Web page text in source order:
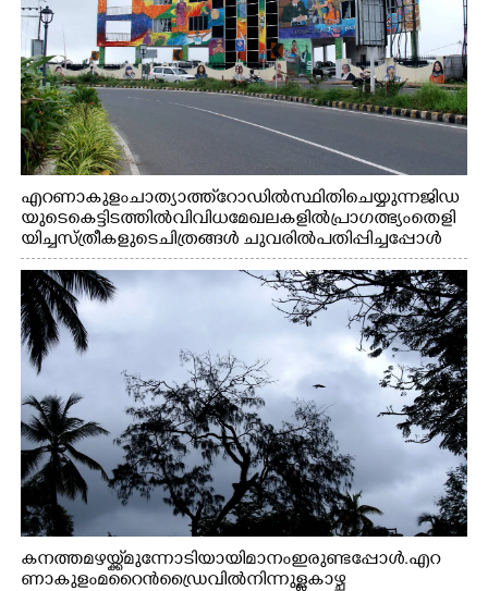
എറണാകുളം ചാത്യാത്ത് റോഡിൽ സ്ഥിതി ചെയ്യുന്ന ജിഡ
യുടെ കെട്ടിടത്തിൽ വിവിധ മേഖലകളിൽ പ്രാഗത്ഭ്യം തെളി
യിച്ച സ്ത്രീകളുടെ ചിത്രങ്ങൾ ചുവരിൽ പതിപ്പിച്ചപ്പോൾ
കനത്ത മഴയ്ക്ക് മുന്നോടിയായി മാനം ഇരുണ്ടപ്പോൾ. എറ
ണാകുളം മറൈൻഡ്രൈവിൽ നിന്നുള്ള കാഴ്ച